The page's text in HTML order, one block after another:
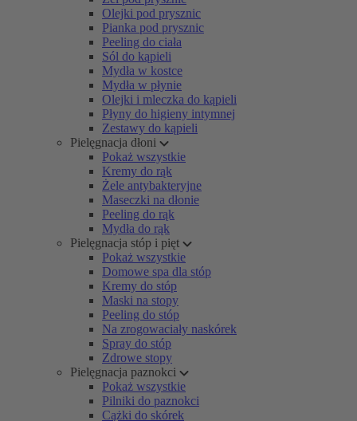
Olejki pod prysznic
Pianka pod prysznic
Peeling do ciała
Sól do kąpieli
Mydła w kostce
Mydła w płynie
Olejki i mleczka do kąpieli
Płyny do higieny intymnej
Zestawy do kąpieli
Pielęgnacja dłoni
Pokaż wszystkie
Kremy do rąk
Żele antybakteryjne
Maseczki na dłonie
Peeling do rąk
Mydła do rąk
Pielęgnacja stóp i pięt
Pokaż wszystkie
Domowe spa dla stóp
Kremy do stóp
Maski na stopy
Peeling do stóp
Na zrogowaciały naskórek
Spray do stóp
Zdrowe stopy
Pielęgnacja paznokci
Pokaż wszystkie
Pilniki do paznokci
Cążki do skórek